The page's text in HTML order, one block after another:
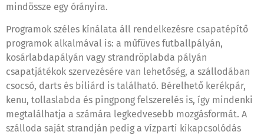
mindössze egy órányira.
Programok széles kínálata áll rendelkezésre csapatépítő
programok alkalmával is: a műfüves futballpályán,
kosárlabdapályán vagy strandröplabda pályán
csapatjátékok szervezésére van lehetőség, a szállodában
csocsó, darts és biliárd is található. Bérelhető kerékpár,
kenu, tollaslabda és pingpong felszerelés is, így mindenki
megtalálhatja a számára legkedvesebb mozgásformát. A
szálloda saját strandján pedig a vízparti kikapcsolódás